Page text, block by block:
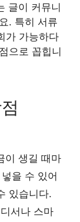
글이 커뮤니
. 특히 서류
가 가능하다
으로 꼽힙니
이 생길 때마
을 수 있어
있습니다.
서나 스마